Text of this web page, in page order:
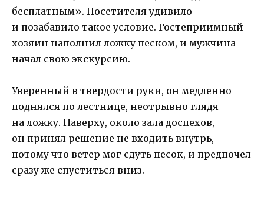
бесплатным». Посетителя удивило
и позабавило такое условие. Гостеприимный
хозяин наполнил ложку песком, и мужчина
начал свою экскурсию.
Уверенный в твердости руки, он медленно
поднялся по лестнице, неотрывно глядя
на ложку. Наверху, около зала доспехов,
он принял решение не входить внутрь,
потому что ветер мог сдуть песок, и предпочел
сразу же спуститься вниз.